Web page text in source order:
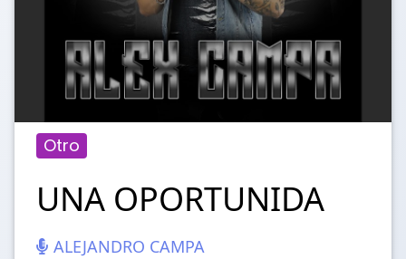
Otro
UNA OPORTUNIDA
ALEJANDRO CAMPA